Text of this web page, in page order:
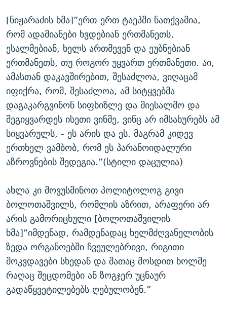
[ნიჟარაძის ხმა]”ერთ-ერთ ტაეპში ნათქვამია,
რომ ადამიანები ხვდებიან ერთმანეთს,
ესალმებიან, ხელს ართმევენ და ეუბნებიან
ერთმანეთს, თუ როგორ უყვართ ერთმანეთი. აი,
ამასთან დაკავშირებით, შესაძლოა, ვიღაცამ
იფიქრა, რომ, შესაძლოა, ამ სიტყვებმა
დაგაკარგვინონ სიფხიზლე და მიესალმო და
შეგიყვარდეს ისეთი ვინმე, ვინც არ იმსახურებს ამ
სიყვარულს, - ეს არის და ეს. მაგრამ კიდევ
ერთხელ ვამბობ, რომ ეს პარანოიდალური
აზროვნების შედეგია.”(სტილი დაცულია)
ახლა კი მოვუსმინოთ პოლიტოლოგ გივი
ბოლოთაშვილს, რომლის აზრით, არაფერი არ
არის გამორიცხული [ბოლოთაშვილის
ხმა]”იმდენად, რამდენადაც ხელმძღვანელობის
ზედა ორგანოებში ჩვეულებრივი, რიგითი
მოკვდავები სხედან და მათაც მოსდით ხოლმე
რაღაც შეცდომები ან ზოგჯერ უცნაურ
გადაწყვეტილებებს ღებულობენ.”